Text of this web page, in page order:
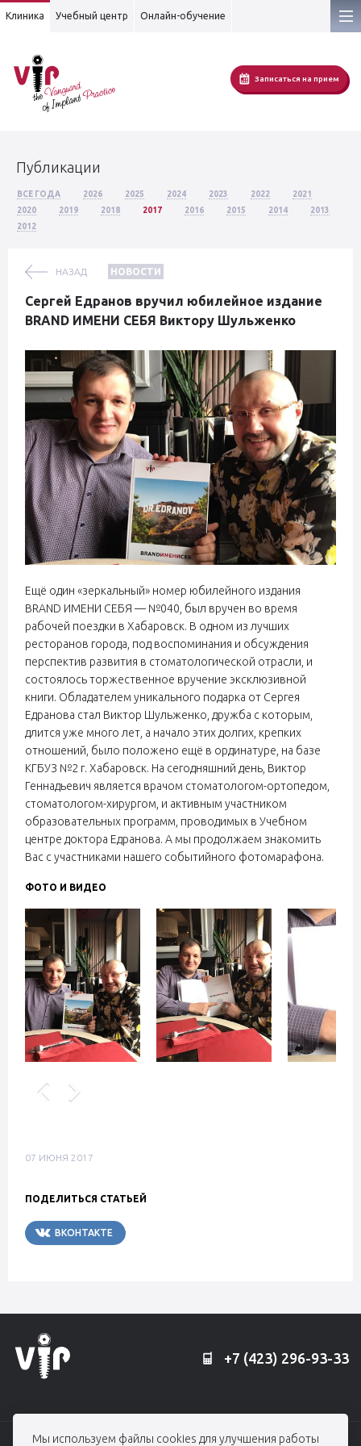
Мы используем файлы cookies для улучшения работы
Клиника Учебный центр Онлайн-обучение
Записаться на прием
Публикации
ВСЕ ГОДА 2026 2025 2024 2023 2022
2021
2020
2019 2018 2017 2016 2015 2014
2013
2012
НАЗАД НОВОСТИ
Сергей Едранов вручил юбилейное издание
BRAND ИМЕНИ СЕБЯ Виктору Шульженко
Ещё один «зеркальный» номер юбилейного издания
BRAND ИМЕНИ СЕБЯ — №040, был вручен во время
рабочей поездки в Хабаровск. В одном из лучших
ресторанов города, под воспоминания и обсуждения
перспектив развития в стоматологической отрасли, и
состоялось торжественное вручение эксклюзивной
книги. Обладателем уникального подарка от Сергея
Едранова стал Виктор Шульженко, дружба с которым,
длится уже много лет, а начало этих долгих, крепких
отношений, было положено ещё в ординатуре, на базе
КГБУЗ №2 г. Хабаровск. На сегодняшний день, Виктор
Геннадьевич является врачом стоматологом-ортопедом,
стоматологом-хирургом, и активным участником
образовательных программ, проводимых в Учебном
центре доктора Едранова. А мы продолжаем знакомить
Вас с участниками нашего событийного фотомарафона.
ФОТО И ВИДЕО
07 ИЮНЯ 2017
ПОДЕЛИТЬСЯ СТАТЬЕЙ
ВКОНТАКТЕ
+7 (423) 296-93-33